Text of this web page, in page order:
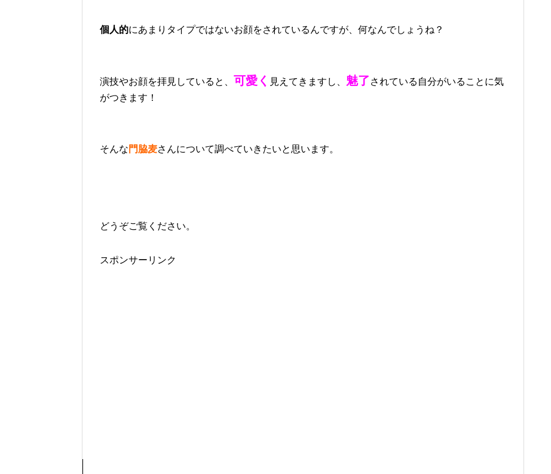
個人的にあまりタイプではないお顔をされているんですが、何なんでしょうね？
演技やお顔を拝見していると、 可愛く 見えてきますし、 魅了 されている自分がいることに気
がつきます！
そんな 門脇麦さんについて調べていきたいと思います。
どうぞご覧ください。
スポンサーリンク